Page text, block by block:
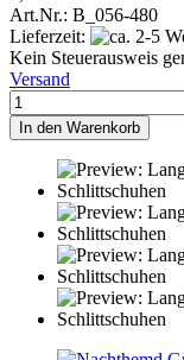
Art.Nr.: B_056-480
Lieferzeit:
Kein Steuerausweis
Versand
In den Warenkorb